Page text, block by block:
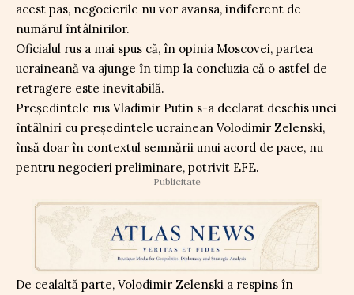
acest pas, negocierile nu vor avansa, indiferent de
numărul întâlnirilor.
Oficialul rus a mai spus că, în opinia Moscovei, partea
ucraineană va ajunge în timp la concluzia că o astfel de
retragere este inevitabilă.
Președintele rus Vladimir Putin s-a declarat deschis unei
întâlniri cu președintele ucrainean Volodimir Zelenski,
însă doar în contextul semnării unui acord de pace, nu
pentru negocieri preliminare, potrivit EFE.
Publicitate
De cealaltă parte, Volodimir Zelenski a respins în